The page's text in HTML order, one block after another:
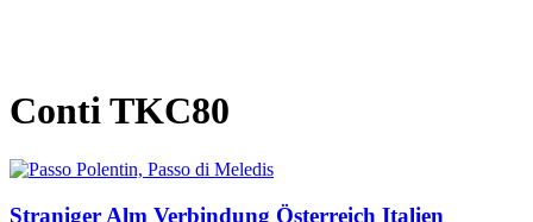
Conti TKC80
Straniger Alm Verbindung Österreich Italien